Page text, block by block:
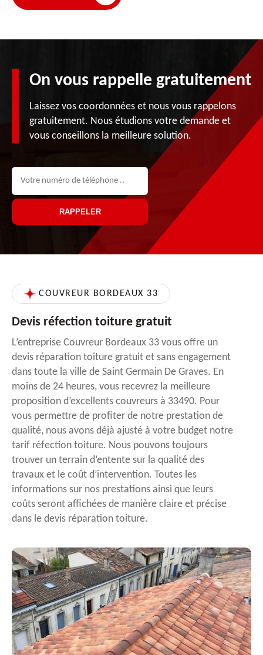
On vous rappelle gratuitement
Laissez vos coordonnées et nous vous rappelons
gratuitement. Nous étudions votre demande et
vous conseillons la meilleure solution.
COUVREUR BORDEAUX 33
Devis réfection toiture gratuit
L’entreprise Couvreur Bordeaux 33 vous offre un
devis réparation toiture gratuit et sans engagement
dans toute la ville de Saint Germain De Graves. En
moins de 24 heures, vous recevrez la meilleure
proposition d’excellents couvreurs à 33490. Pour
vous permettre de profiter de notre prestation de
qualité, nous avons déjà ajusté à votre budget notre
tarif réfection toiture. Nous pouvons toujours
trouver un terrain d’entente sur la qualité des
travaux et le coût d’intervention. Toutes les
informations sur nos prestations ainsi que leurs
coûts seront affichées de manière claire et précise
dans le devis réparation toiture.